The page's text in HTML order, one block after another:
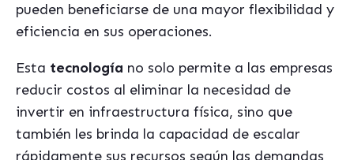
pueden beneficiarse de una mayor flexibilidad y
eficiencia en sus operaciones.
Esta tecnología no solo permite a las empresas
reducir costos al eliminar la necesidad de
invertir en infraestructura física, sino que
también les brinda la capacidad de escalar
rápidamente sus recursos según las demandas